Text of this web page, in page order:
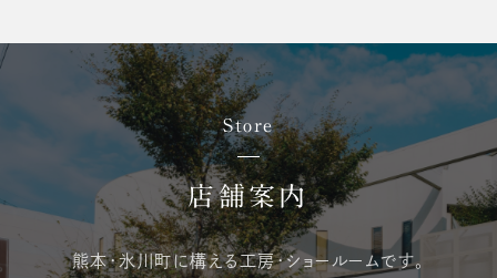
Store
店舗案内
熊本・氷川町に構える工房・ショールームです。